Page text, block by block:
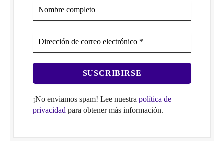
¡No enviamos spam! Lee nuestra política de
privacidad para obtener más información.